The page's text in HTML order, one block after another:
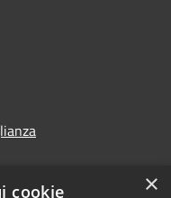
×
cookie